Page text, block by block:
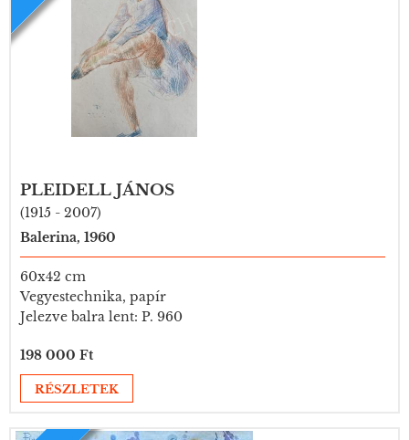
PLEIDELL JÁNOS
(1915 - 2007)
Balerina, 1960
60x42 cm
Vegyestechnika, papír
Jelezve balra lent: P. 960
198 000 Ft
RÉSZLETEK